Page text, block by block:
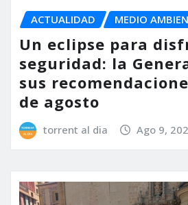
ACTUALIDAD MEDIO
Un eclipse para
seguridad: la
sus
de agosto
torrent al dia Ago 9,